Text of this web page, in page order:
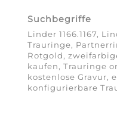
Suchbegriffe
Linder 1166.1167,
Trauringe,
Rotgold,
kaufen, Trauringe
kostenlose Gravur,
konfigurierbare